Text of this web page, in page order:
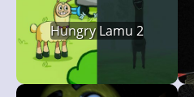
Hungry Lamu 2